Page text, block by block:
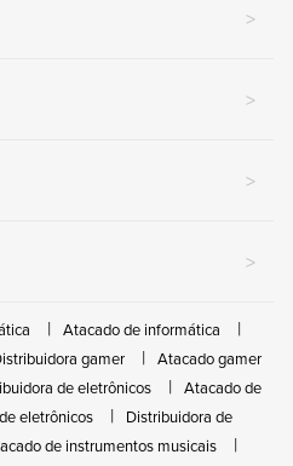
>
>
>
>
Atacado de informática
gamer
Atacado gamer
de eletrônicos
Atacado de
eletrônicos
Distribuidora de
de instrumentos musicais